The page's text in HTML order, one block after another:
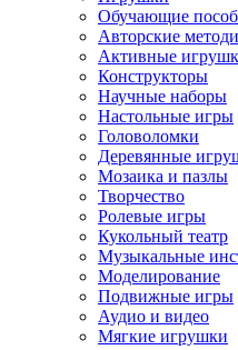
Обучающие
Авторские
Активные
Конструкторы
Научные наборы
Настольные игры
Головоломки
Деревянные
Мозаика и пазлы
Творчество
Ролевые игры
Кукольный театр
Музыкальные
Моделирование
Подвижные игры
Аудио и видео
Мягкие игрушки